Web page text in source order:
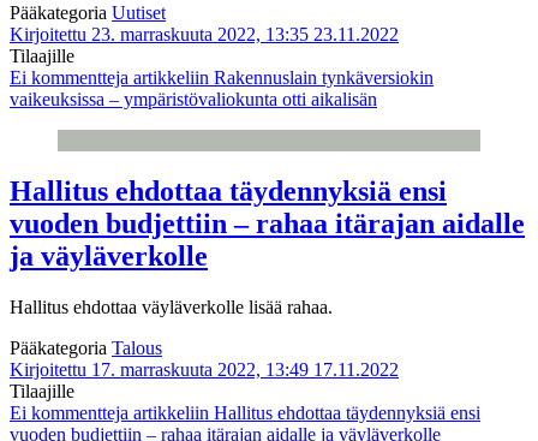
Pääkategoria Uutiset
Kirjoitettu 23. marraskuuta 2022, 13:35 23.11.2022
Tilaajille
Ei kommentteja artikkeliin Rakennuslain tynkäversiokin
vaikeuksissa – ympäristövaliokunta otti aikalisän
Hallitus ehdottaa täydennyksiä ensi
vuoden budjettiin – rahaa itärajan aidalle
ja väyläverkolle
Hallitus ehdottaa väyläverkolle lisää rahaa.
Pääkategoria Talous
Kirjoitettu 17. marraskuuta 2022, 13:49 17.11.2022
Tilaajille
Ei kommentteja artikkeliin Hallitus ehdottaa täydennyksiä ensi
vuoden budjettiin – rahaa itärajan aidalle ja väyläverkolle